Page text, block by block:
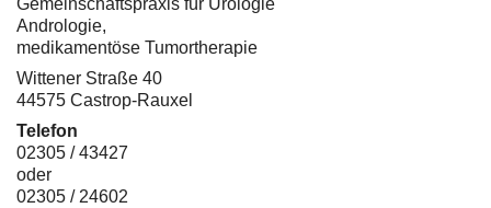
Gemeinschaftspraxis für Urologie
Andrologie,
medikamentöse Tumortherapie
Wittener Straße 40
44575 Castrop-Rauxel
Telefon
02305 / 43427
oder
02305 / 24602